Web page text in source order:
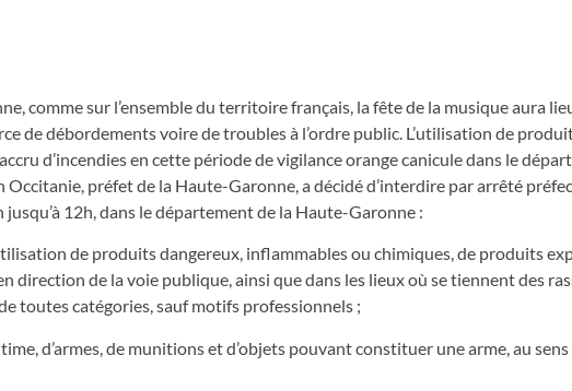
comme sur l’ensemble du territoire français, la fête de la musique aura
de débordements voire de troubles à l’ordre public. L’utilisation de
d’incendies en cette période de vigilance orange canicule dans le
préfet de la Haute-Garonne, a décidé d’interdire par arrêté
12h, dans le département de la Haute-Garonne :
de produits dangereux, inflammables ou chimiques, de produits
direction de la voie publique, ainsi que dans les lieux où se tiennent des
toutes catégories, sauf motifs professionnels ;
d’armes, de munitions et d’objets pouvant constituer une arme, au